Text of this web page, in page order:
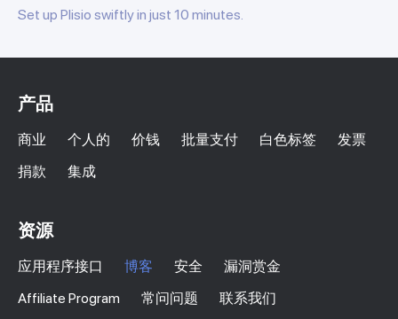
Set up Plisio swiftly in just 10 minutes.
产品
商业 个人的 价钱 批量支付 白色标签
发票
捐款
集成
资源
应用程序接口 博客 安全
漏洞赏金
Affiliate Program
常问问题 联系我们